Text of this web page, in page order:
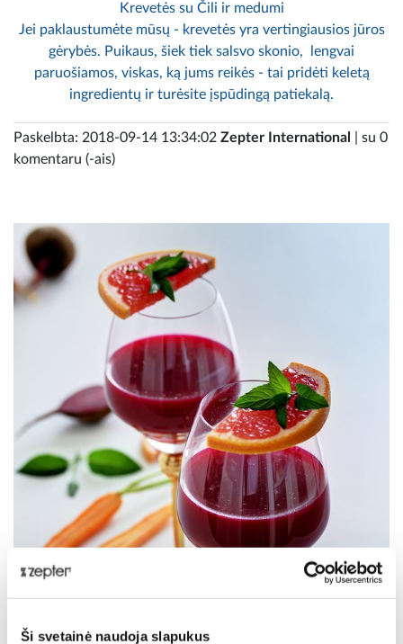
Ši svetainė naudoja slapukus
Krevetės su Čili ir medumi
Jei paklaustumėte mūsų - krevetės yra vertingiausios jūros
gėrybės. Puikaus, šiek tiek salsvo skonio, lengvai
paruošiamos, viskas, ką jums reikės - tai pridėti keletą
ingredientų ir turėsite įspūdingą patiekalą.
Paskelbta: 2018-09-14 13:34:02 Zepter International
| su 0
komentaru (-ais)